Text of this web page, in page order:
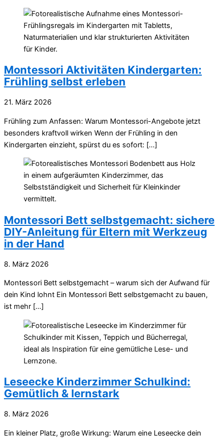
Montessori Aktivitäten Kindergarten:
Frühling selbst erleben
21. März 2026
Frühling zum Anfassen: Warum Montessori-Angebote jetzt
besonders kraftvoll wirken Wenn der Frühling in den
Kindergarten einzieht, spürst du es sofort: […]
Montessori Bett selbstgemacht: sichere
DIY-Anleitung für Eltern mit Werkzeug
in der Hand
8. März 2026
Montessori Bett selbstgemacht – warum sich der Aufwand für
dein Kind lohnt Ein Montessori Bett selbstgemacht zu bauen,
ist mehr […]
Leseecke Kinderzimmer Schulkind:
Gemütlich & lernstark
8. März 2026
Ein kleiner Platz, große Wirkung: Warum eine Leseecke dein